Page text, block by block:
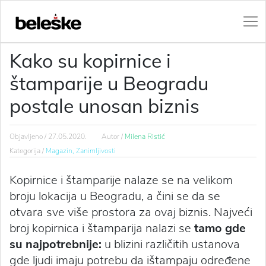
Kako su kopirnice i
štamparije u Beogradu
postale unosan biznis
Objavljeno / 27.05.2020. Autor / Milena Ristić
Kategorija / Magazin, Zanimljivosti
Kopirnice i štamparije nalaze se na velikom
broju lokacija u Beogradu, a čini se da se
otvara sve više prostora za ovaj biznis. Najveći
broj kopirnica i štamparija nalazi se tamo gde
su najpotrebnije: u blizini različitih ustanova
gde ljudi imaju potrebu da ištampaju određene